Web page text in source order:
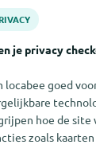
je privacy
locabee goed
hoe de
zoals